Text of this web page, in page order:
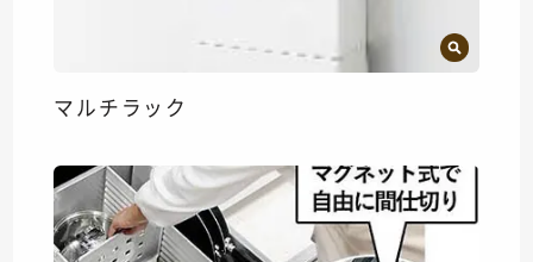
マルチラック